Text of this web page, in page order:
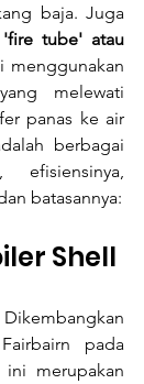
baja. Juga
tube' atau
menggunakan
melewati
panas ke air
berbagai
batasannya:
Shell
pada
merupakan